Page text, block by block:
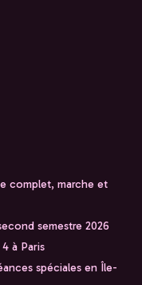
complet, marche et
semestre 2026
à Paris
spéciales en Île-